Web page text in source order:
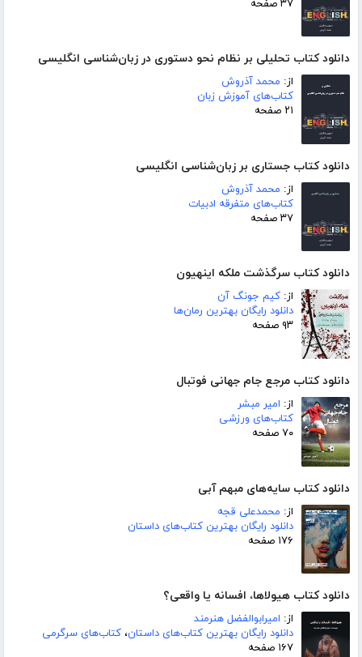
۳۷ صفحه
دانلود کتاب تحلیلی بر نظام نحو دستوری در زبان‌شناسی انگلیسی
از: محمد آذروش
کتاب‌های آموزش زبان
۲۱ صفحه
دانلود کتاب جستاری بر زبان‌شناسی انگلیسی
از: محمد آذروش
کتاب‌های متفرقه ادبیات
۳۷ صفحه
دانلود کتاب سرگذشت ملکه اینهیون
از: کیم جونگ آن
دانلود رایگان بهترین رمان‌ها
۹۳ صفحه
دانلود کتاب مرجع جام جهانی فوتبال
از: امیر مبشر
کتاب‌های ورزشی
۷۰ صفحه
دانلود کتاب سایه‌های مبهم آبی
از: محمدعلی قجه
دانلود رایگان بهترین کتاب‌های داستان
۱۷۶ صفحه
دانلود کتاب هیولاها، افسانه یا واقعی؟
از: امیرابوالفضل هنرمند
دانلود رایگان بهترین کتاب‌های داستان، کتاب‌های سرگرمی
۱۶۷ صفحه